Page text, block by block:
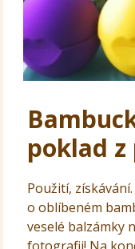
poklad
Použití,
o oblíbeném
veselé balzámky